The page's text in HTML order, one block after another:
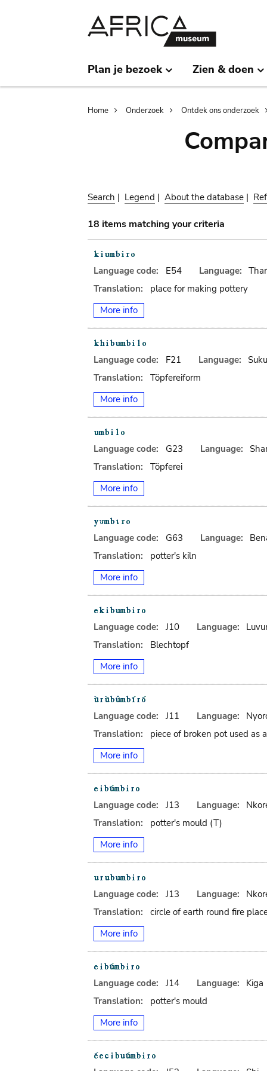
Plan je bezoek Zien & doen
Breadcrumb
Home Onderzoek Ontdek ons onderzoek
Search | Legend | About the database |
18 items matching your criteria
Language code: E54 Language:
Translation:
place for making pottery
More info
Language code: F21 Language:
Translation:
Töpfereiform
More info
Language code: G23 Language:
Translation:
Töpferei
More info
Language code: G63 Language:
Translation:
potter's kiln
More info
Language code: J10 Language:
Translation:
Blechtopf
More info
Language code: J11 Language:
Translation:
piece of broken pot used as
More info
Language code: J13 Language:
Translation:
potter's mould (T)
More info
Language code: J13 Language:
Translation:
circle of earth round fire
More info
Language code: J14 Language:
Kiga
Translation:
potter's mould
More info